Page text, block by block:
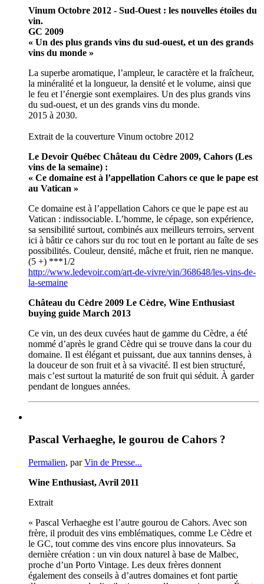
Vinum Octobre 2012 - Sud-Ouest : les nouvelles étoiles du
vin.
GC 2009
« Un des plus grands vins du sud-ouest, et un des grands
vins du monde »
La superbe aromatique, l’ampleur, le caractère et la fraîcheur,
la minéralité et la longueur, la densité et le volume, ainsi que
le feu et l’énergie sont exemplaires. Un des plus grands vins
du sud-ouest, et un des grands vins du monde.
2015 à 2030.
Extrait de la couverture Vinum octobre 2012
Le Devoir Québec Château du Cèdre 2009, Cahors (Les
vins de la semaine) :
« Ce domaine est à l’appellation Cahors ce que le pape est
au Vatican »
Ce domaine est à l’appellation Cahors ce que le pape est au
Vatican : indissociable. L’homme, le cépage, son expérience,
sa sensibilité surtout, combinés aux meilleurs terroirs, servent
ici à bâtir ce cahors sur du roc tout en le portant au faîte de ses
possibilités. Couleur, densité, mâche et fruit, rien ne manque.
(5 +) ***1/2
http://www.ledevoir.com/art-de-vivre/vin/368648/les-vins-de-
la-semaine
Château du Cèdre 2009 Le Cèdre, Wine Enthusiast
buying guide March 2013
Ce vin, un des deux cuvées haut de gamme du Cèdre, a été
nommé d’après le grand Cèdre qui se trouve dans la cour du
domaine. Il est élégant et puissant, due aux tannins denses, à
la douceur de son fruit et à sa vivacité. Il est bien structuré,
mais c’est surtout la maturité de son fruit qui séduit. À garder
pendant de longues années.
Pascal Verhaeghe, le gourou de Cahors ?
Permalien, parVin de Presse...
Wine Enthusiast, Avril 2011
Extrait
« Pascal Verhaeghe est l’autre gourou de Cahors. Avec son
frère, il produit des vins emblématiques, comme Le Cèdre et
le GC, tout comme des vins encore plus innovateurs. Sa
dernière création : un vin doux naturel à base de Malbec,
proche d’un Porto Vintage. Les deux frères donnent
également des conseils à d’autres domaines et font partie